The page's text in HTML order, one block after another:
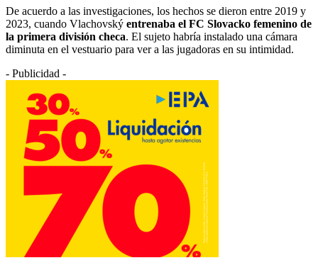
De acuerdo a las investigaciones, los hechos se dieron entre 2019 y
2023, cuando Vlachovský entrenaba el FC Slovacko femenino de
la primera división checa. El sujeto habría instalado una cámara
diminuta en el vestuario para ver a las jugadoras en su intimidad.
- Publicidad -